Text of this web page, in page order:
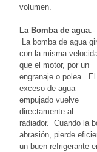
volumen.
La Bomba de agua .-
La bomba de agua
con la misma
que el motor, por un
engranaje o polea. El
exceso de agua
empujado vuelve
directamente al
radiador. Cuando la
abrasión, pierde
un buen refrigerante